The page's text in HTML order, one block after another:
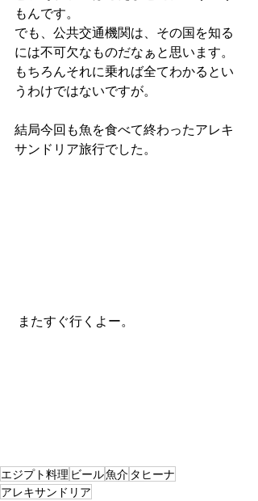
もんです。
でも、公共交通機関は、その国を知る
には不可欠なものだなぁと思います。
もちろんそれに乗れば全てわかるとい
うわけではないですが。
結局今回も魚を食べて終わったアレキ
サンドリア旅行でした。
またすぐ行くよー。
エジプト料理 ビール魚介 タヒーナ
アレキサンドリア